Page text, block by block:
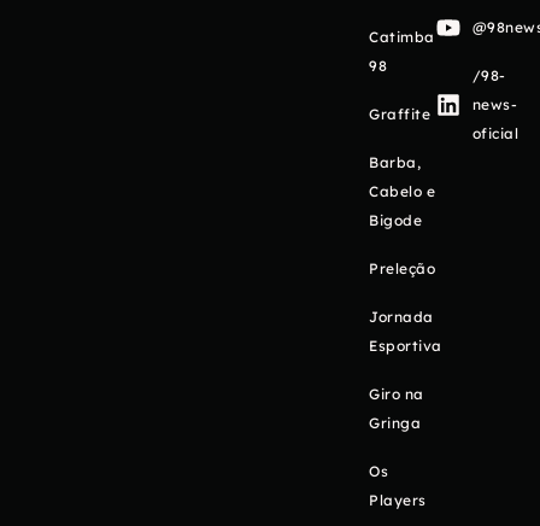
Catimba
98
Graffite
Barba,
Cabelo e
Bigode
Preleção
Jornada
Esportiva
Giro na
Gringa
Os
Players
/98-
news-
oficial